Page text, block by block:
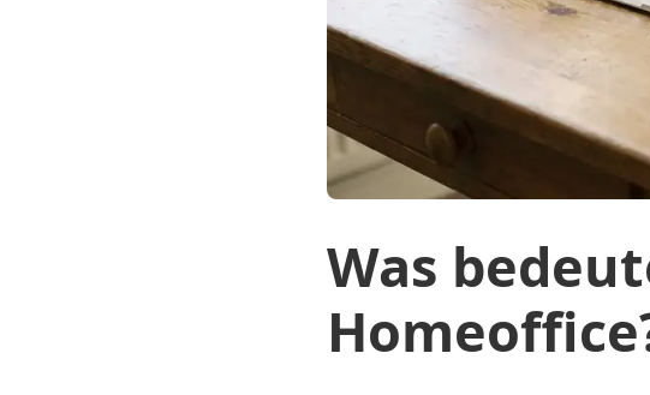
Was